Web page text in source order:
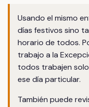
Usando el mismo
días festivos sino
horario de todos.
trabajo a la
todos trabajen
ese día particular.
También puede